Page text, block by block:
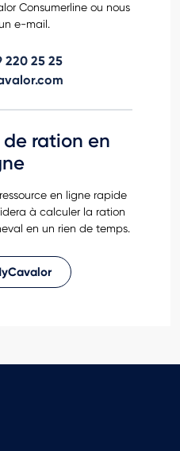
Consumerline ou nous
e-mail.
220 25 25
ration en
en ligne rapide
à calculer la ration
en un rien de temps.